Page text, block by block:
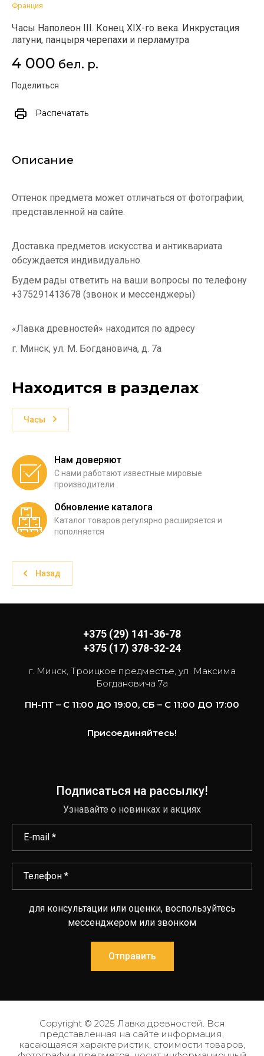
Франция
Часы Наполеон III. Конец XIX-го века. Инкрустация
латуни, панцыря черепахи и перламутра
4 000 бел. р.
Поделиться
Распечатать
Описание
Оттенок предмета может отличаться от фотографии,
представленной на сайте.
Доставка предметов искусства и антиквариата
обсуждается индивидуально.
Будем рады ответить на ваши вопросы по телефону
+375291413678 (звонок и мессенджеры)
«Лавка древностей» находится по адресу
г. Минск, ул. М. Богдановича, д. 7а
Находится в разделах
Часы
Нам доверяют
С нами работают известные мировые
производители
Обновление каталога
Каталог товаров регулярно расширяется и
пополняется
Назад
+375 (29) 141-36-78
+375 (17) 378-32-24
г. Минск, Троицкое предместье, ул. Максима
Богдановича 7а
ПН-ПТ – С 11:00 ДО 19:00, СБ – С 11:00 ДО 17:00
Подписаться на рассылку!
Узнавайте о новинках и акциях
для консультации или оценки, воспользуйтесь
мессенджером или звонком
Отправить
Присоединяйтесь!
Copyright © 2025 Лавка древностей. Вся
представленная на сайте информация,
касающаяся характеристик, стоимости товаров,